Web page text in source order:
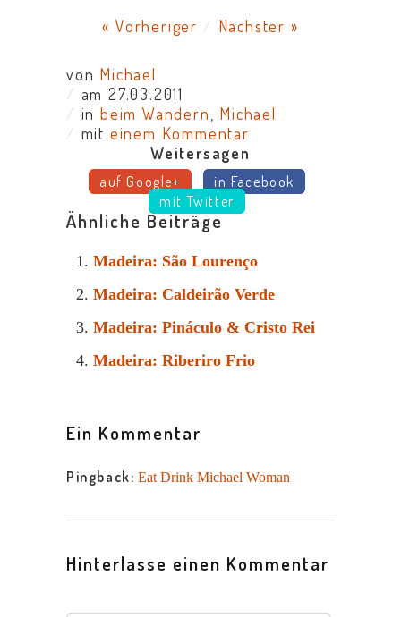
« Vorheriger / Nächster »
von Michael
/ am 27.03.2011
/ inbeim Wandern
Michael
/ mit einem Kommentar
Weitersagen
auf Google+
in Facebook
mit Twitter
Ähnliche Beiträge
Madeira: São Lourenço
Madeira: Caldeirão Verde
Madeira: Pináculo & Cristo Rei
Madeira: Riberiro Frio
Ein Kommentar
Pingback: Eat Drink Michael Woman
Hinterlasse einen Kommentar